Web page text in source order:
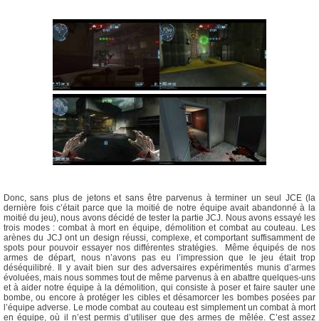
Donc, sans plus de jetons et sans être parvenus à terminer un seul JCE (la
dernière fois c’était parce que la moitié de notre équipe avait abandonné à la
moitié du jeu), nous avons décidé de tester la partie JCJ. Nous avons essayé les
trois modes : combat à mort en équipe, démolition et combat au couteau. Les
arènes du JCJ ont un design réussi, complexe, et comportant suffisamment de
spots pour pouvoir essayer nos différentes stratégies. Même équipés de nos
armes de départ, nous n’avons pas eu l’impression que le jeu était trop
déséquilibré. Il y avait bien sur des adversaires expérimentés munis d’armes
évoluées, mais nous sommes tout de même parvenus à en abattre quelques-uns
et à aider notre équipe à la démolition, qui consiste à poser et faire sauter une
bombe, ou encore à protéger les cibles et désamorcer les bombes posées par
l’équipe adverse. Le mode combat au couteau est simplement un combat à mort
en équipe, où il n’est permis d’utiliser que des armes de mêlée. C’est assez